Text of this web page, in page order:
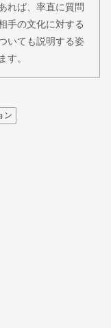
れば、率直に質問
手の文化に対する
いても説明する姿
す。
ン